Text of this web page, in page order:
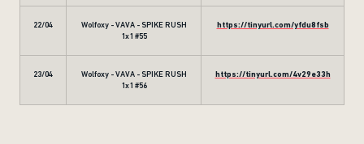
22/04
Wolfoxy - VAVA - SPIKE RUSH
1x1 #55
https://tinyurl.com/yfdu8fsb
23/04
Wolfoxy - VAVA - SPIKE RUSH
1x1 #56
https://tinyurl.com/4v29e33h